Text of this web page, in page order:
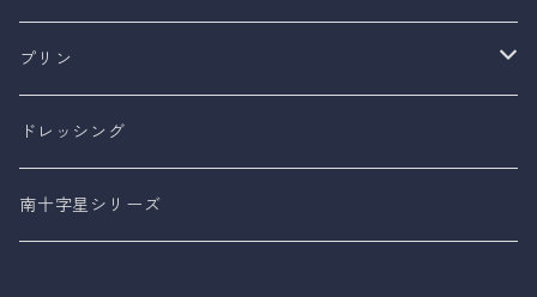
プリン
Premiumキジプリン
たまご系
ドレッシング
南十字星シリーズ